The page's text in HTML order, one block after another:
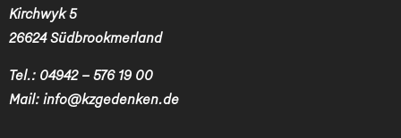
Kirchwyk 5
26624 Südbrookmerland
Tel.: 04942 – 576 19 00
Mail: info@kzgedenken.de